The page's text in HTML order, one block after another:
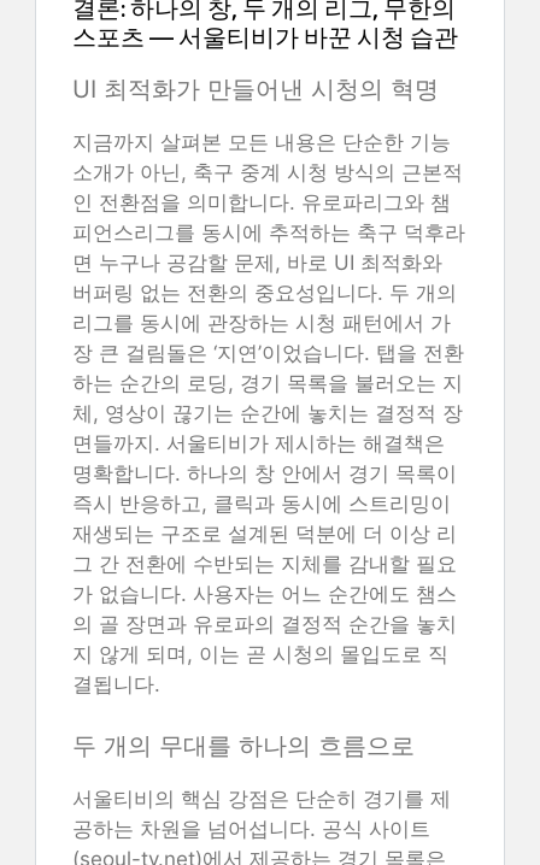
결론: 하나의 창, 두 개의 리그, 무한의
스포츠 — 서울티비가 바꾼 시청 습관
UI 최적화가 만들어낸 시청의 혁명
지금까지 살펴본 모든 내용은 단순한 기능
소개가 아닌, 축구 중계 시청 방식의 근본적
인 전환점을 의미합니다. 유로파리그와 챔
피언스리그를 동시에 추적하는 축구 덕후라
면 누구나 공감할 문제, 바로 UI 최적화와
버퍼링 없는 전환의 중요성입니다. 두 개의
리그를 동시에 관장하는 시청 패턴에서 가
장 큰 걸림돌은 ‘지연’이었습니다. 탭을 전환
하는 순간의 로딩, 경기 목록을 불러오는 지
체, 영상이 끊기는 순간에 놓치는 결정적 장
면들까지. 서울티비가 제시하는 해결책은
명확합니다. 하나의 창 안에서 경기 목록이
즉시 반응하고, 클릭과 동시에 스트리밍이
재생되는 구조로 설계된 덕분에 더 이상 리
그 간 전환에 수반되는 지체를 감내할 필요
가 없습니다. 사용자는 어느 순간에도 챔스
의 골 장면과 유로파의 결정적 순간을 놓치
지 않게 되며, 이는 곧 시청의 몰입도로 직
결됩니다.
두 개의 무대를 하나의 흐름으로
서울티비의 핵심 강점은 단순히 경기를 제
공하는 차원을 넘어섭니다. 공식 사이트
(seoul-tv.net)에서 제공하는 경기 목록은